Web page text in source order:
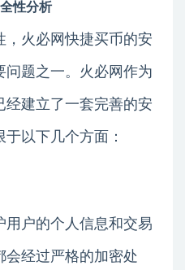
性分析
，火必网快捷买币的安
问题之一。火必网作为
经建立了一套完善的安
以下几个方面：
用户的个人信息和交易
会经过严格的加密处